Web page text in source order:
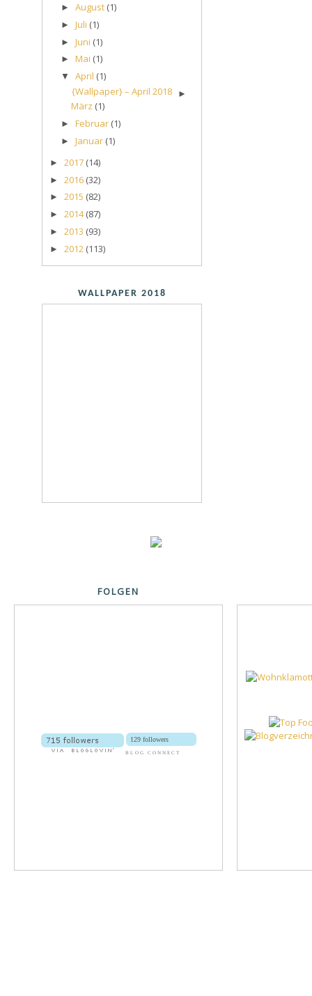
► August (1)
► Juli (1)
► Juni (1)
► Mai (1)
▼ April (1)
{Wallpaper} – April 2018
►
März (1)
► Februar (1)
► Januar (1)
► 2017 (14)
► 2016 (32)
► 2015 (82)
► 2014(87)
► 2013 (93)
► 2012 (113)
WALLPAPER 2018
FOLGEN
129 followers
BLOG CONNECT